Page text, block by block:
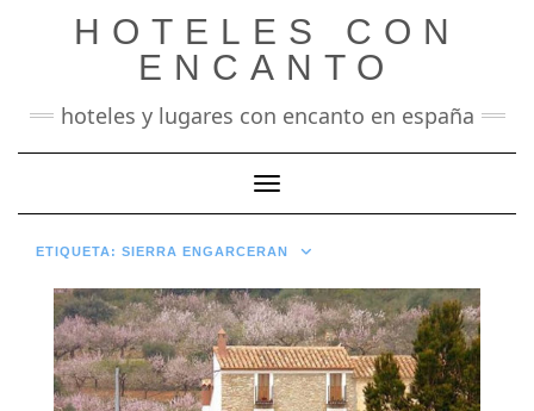
HOTELES CON
ENCANTO
hoteles y lugares con encanto en españa
Cambiar modo de navegación
ETIQUETA: SIERRA ENGARCERAN